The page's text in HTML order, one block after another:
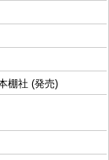
棚社 (発売)